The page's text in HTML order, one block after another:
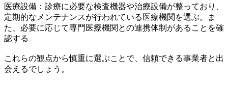
医療設備：診療に必要な検査機器や治療設備が整っており、
定期的なメンテナンスが行われている医療機関を選ぶ。ま
た、必要に応じて専門医療機関との連携体制があることを確
認する
これらの観点から慎重に選ぶことで、信頼できる事業者と出
会えるでしょう。